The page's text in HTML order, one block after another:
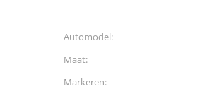
Automodel:
Maat:
Markeren: